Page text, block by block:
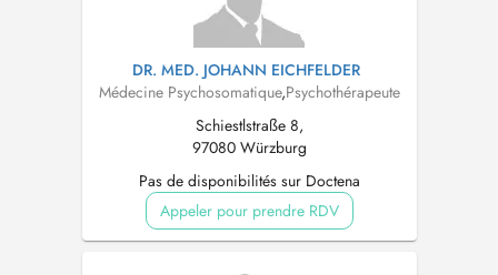
DR. MED. JOHANN EICHFELDER
Médecine Psychosomatique,Psychothérapeute
Schiestlstraße 8,
97080 Würzburg
Pas de disponibilités sur Doctena
Appeler pour prendre RDV